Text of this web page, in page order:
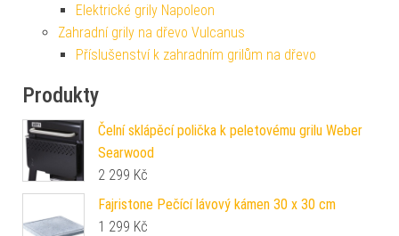
Elektrické grily Napoleon
Zahradní grily na dřevo Vulcanus
Příslušenství k zahradním grilům na dřevo
Produkty
Čelní sklápěcí polička k peletovému grilu Weber
Searwood
2 299 Kč
Fajristone Pečící lávový kámen 30 x 30 cm
1 299 Kč